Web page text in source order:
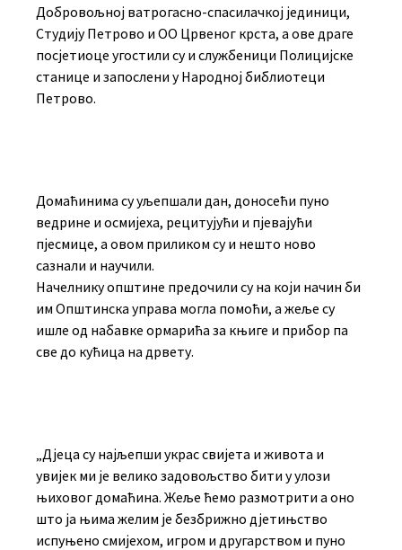
Добровољној ватрогасно-спасилачкој јединици,
Студију Петрово и ОО Црвеног крста, а ове драге
посјетиоце угостили су и службеници Полицијске
станице и запослени у Народној библиотеци
Петрово.
Домаћинима су уљепшали дан, доносећи пуно
ведрине и осмијеха, рецитујући и пјевајући
пјесмице, а овом приликом су и нешто ново
сазнали и научили.
Начелнику општине предочили су на који начин би
им Општинска управа могла помоћи, а жеље су
ишле од набавке ормарића за књиге и прибор па
све до кућица на дрвету.
„Дјеца су најљепши украс свијета и живота и
увијек ми је велико задовољство бити у улози
њиховог домаћина. Жеље ћемо размотрити а оно
што ја њима желим је безбрижно дјетињство
испуњено смијехом, игром и другарством и пуно